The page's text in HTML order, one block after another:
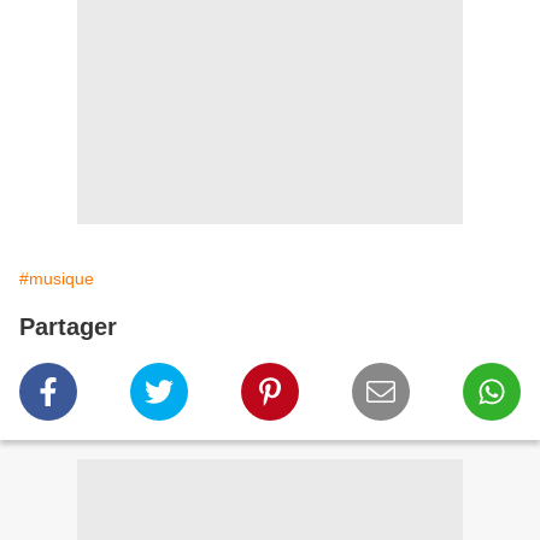
#musique
Partager